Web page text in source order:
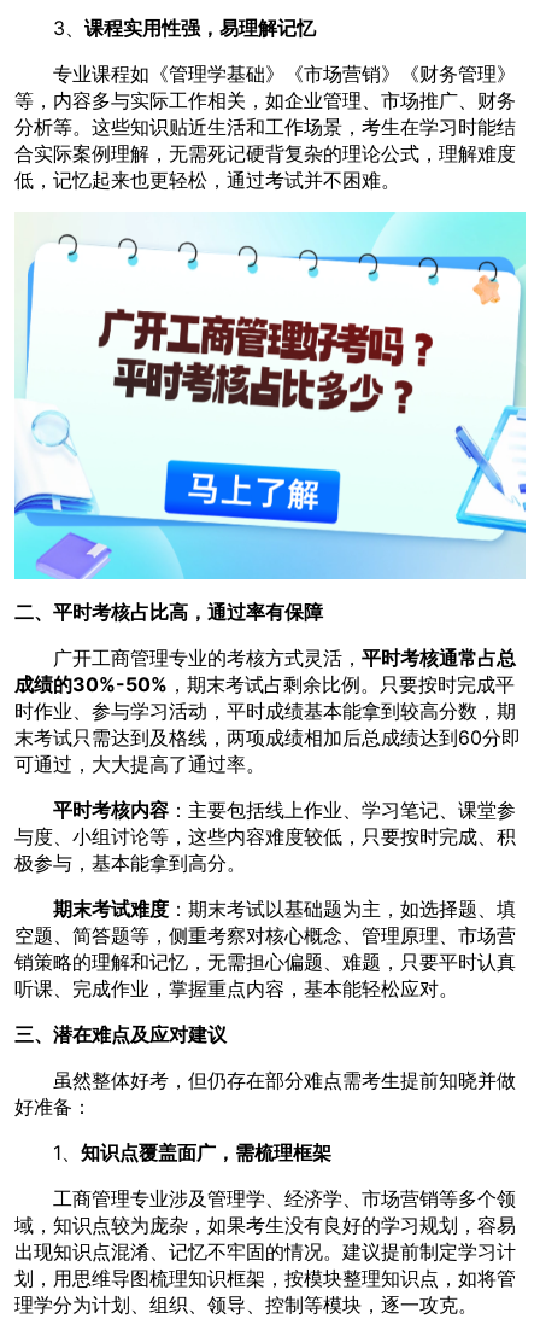
3、 课程实用性强，易理解记忆
专业课程如《管理学基础》《市场营销》《财务管理》
等，内容多与实际工作相关，如企业管理、市场推广、财务
分析等。这些知识贴近生活和工作场景，考生在学习时能结
合实际案例理解，无需死记硬背复杂的理论公式，理解难度
低，记忆起来也更轻松，通过考试并不困难。
二、平时考核占比高，通过率有保障
广开工商管理专业的考核方式灵活， 平时考核通常占总
成绩的30%-50% ，期末考试占剩余比例。只要按时完成平
时作业、参与学习活动，平时成绩基本能拿到较高分数，期
末考试只需达到及格线，两项成绩相加后总成绩达到60分即
可通过，大大提高了通过率。
平时考核内容 ：主要包括线上作业、学习笔记、课堂参
与度、小组讨论等，这些内容难度较低，只要按时完成、积
极参与，基本能拿到高分。
期末考试难度 ：期末考试以基础题为主，如选择题、填
空题、简答题等，侧重考察对核心概念、管理原理、市场营
销策略的理解和记忆，无需担心偏题、难题，只要平时认真
听课、完成作业，掌握重点内容，基本能轻松应对。
三、潜在难点及应对建议
虽然整体好考，但仍存在部分难点需考生提前知晓并做
好准备：
1、 知识点覆盖面广，需梳理框架
工商管理专业涉及管理学、经济学、市场营销等多个领
域，知识点较为庞杂，如果考生没有良好的学习规划，容易
出现知识点混淆、记忆不牢固的情况。建议提前制定学习计
划，用思维导图梳理知识框架，按模块整理知识点，如将管
理学分为计划、组织、领导、控制等模块，逐一攻克。